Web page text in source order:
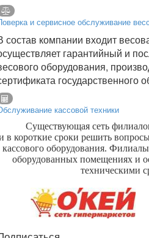
и сервисное обслуживание
состав компании входит
гарантийный и
оборудования,
государственного
кассовой техники
Существующая сеть
в короткие сроки решить
кассового оборудования.
оборудованных помещениях и
техническими